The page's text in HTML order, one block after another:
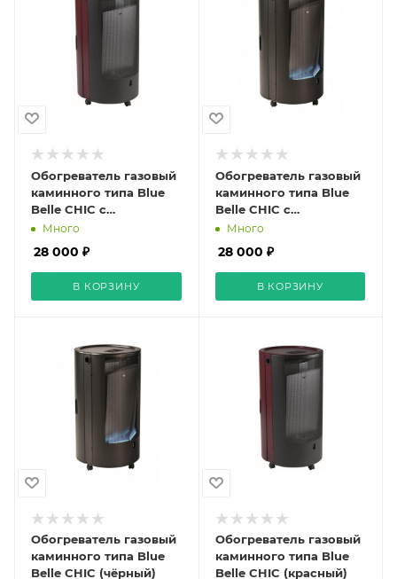
Обогреватель газовый
каминного типа Blue
Belle CHIC с
термостатом ON/OFF
Много
28 000 ₽
В КОРЗИНУ
Обогреватель газовый
каминного типа Blue
Belle CHIC с
термостатом ON/OFF
Много
28 000 ₽
В КОРЗИНУ
Обогреватель газовый
каминного типа Blue
Belle CHIC (чёрный)
Обогреватель газовый
каминного типа Blue
Belle CHIC (красный)